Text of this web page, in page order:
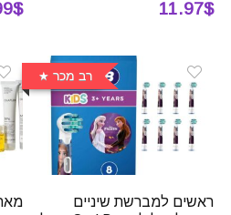
11.97$
רב מכר
ראשים למברשת שיניים